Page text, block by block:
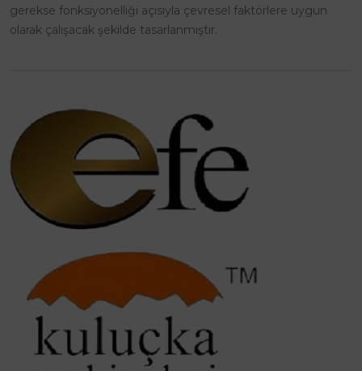
gerekse fonksiyonelliği açısıyla çevresel faktörlere uygun
olarak çalışacak şekilde tasarlanmıştır.